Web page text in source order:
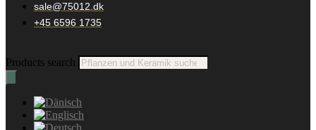
sale@75012.dk
+45 6596 1735
Products search